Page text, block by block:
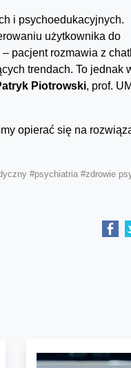
i psychoedukacyjnych.
użytkownika do
pacjent rozmawia z
trendach. To jednak
Piotrowski, prof.
opierać się na
#psychiatria #zdrowie